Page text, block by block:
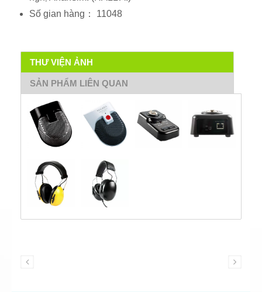
Số gian hàng： 11048
THƯ VIỆN ẢNH
SẢN PHẨM LIÊN QUAN